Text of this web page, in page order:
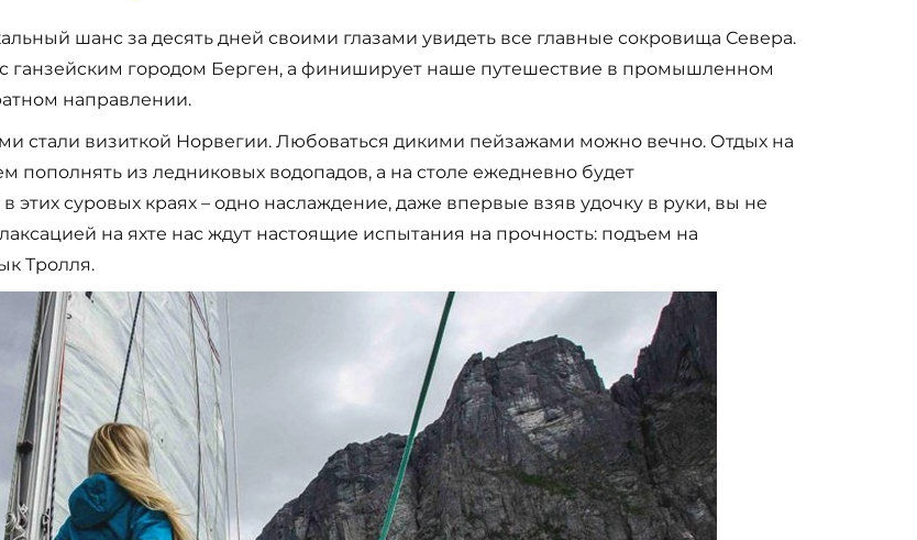
шанс за десять дней своими глазами увидеть все главные сокровища Севера.
ганзейским городом Берген, а финиширует наше путешествие в промышленном
направлении.
стали визиткой Норвегии. Любоваться дикими пейзажами можно вечно. Отдых на
пополнять из ледниковых водопадов, а на столе ежедневно будет
суровых краях – одно наслаждение, даже впервые взяв удочку в руки, вы не
на яхте нас ждут настоящие испытания на прочность: подъем на
Тролля.